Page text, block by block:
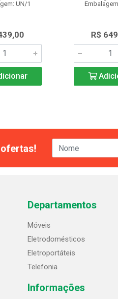
UN/1
R$
Departamentos
Móveis
Eletrodomésticos
Eletroportáteis
Telefonia
Informações